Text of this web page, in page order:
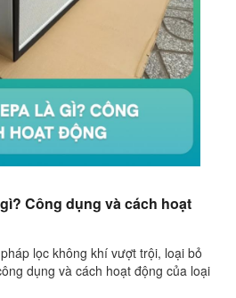
Công dụng và cách hoạt
lọc không khí vượt trội, loại bỏ
dụng và cách hoạt động của loại